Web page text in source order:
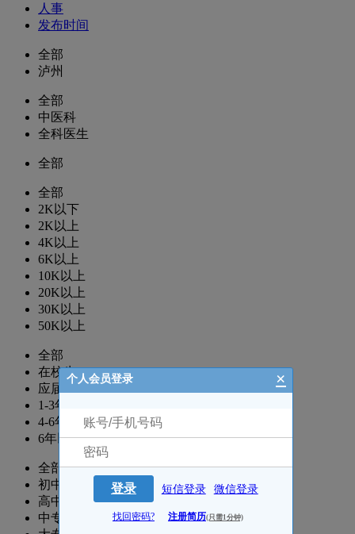
人事
发布时间
全部
泸州
全部
中医科
全科医生
全部
全部
2K以下
2K以上
4K以上
6K以上
10K以上
20K以上
30K以上
50K以上
全部
在校生
应届生
1-3年
4-6年
6年以上
全部
初中
高中
中专
个人会员登录 ×
登录 短信登录 微信登录
找回密码? 注册简历(只需1分钟)